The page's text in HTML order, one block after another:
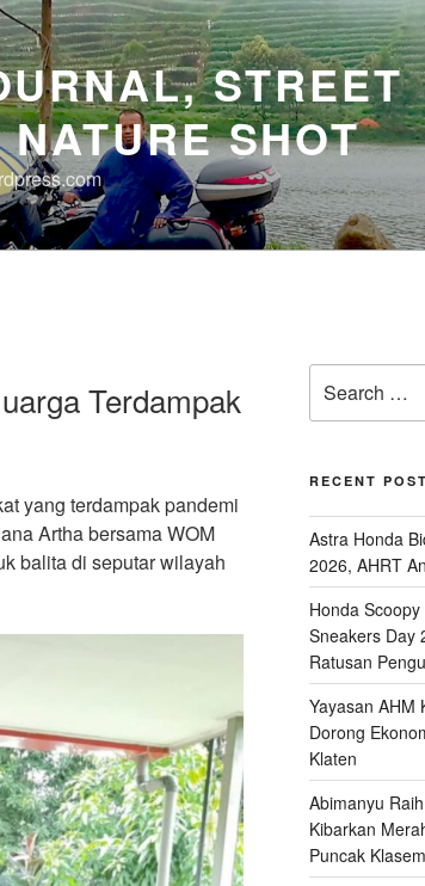
STREET
SHOT
Terdampak
yang terdampak pandemi
Artha bersama WOM
balita di seputar wilayah
for:
RECENT
Astra Honda
2026, AHRT
Honda
Sneakers Day
Ratusan
Yayasan AHM
Dorong
Klaten
Abimanyu
Kibarkan
Puncak